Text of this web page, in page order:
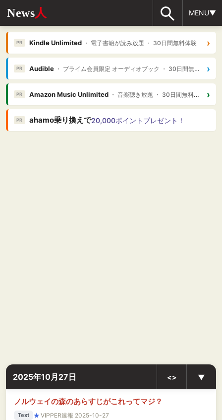
News人 MENU▼
PR Kindle Unlimited・ 電子書籍が読み放題 ・ 30日間無料体験 ›
PR Audible・ プライム会員限定 オーディオブック ・ 30日間無料体験 ›
PR Amazon Music Unlimited・ 音楽聴き放題 ・ 30日間無料体験 ›
PR ahamo乗り換えで20,000ポイントプレゼント！
2025年10月27日 <> ▼
ノルウェイの森のあらすじがこれってマジ？
Text ★ VIPPER速報 2025-10-27